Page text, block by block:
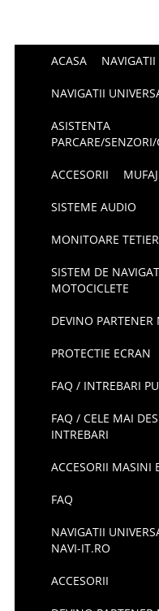
ACASA NAVIGATII
NAVIGATII
ASISTENTA
PARCARE/
ACCESORII
SISTEME AUDIO
MONITOARE
SISTEM DE
MOTOCICLETE
DEVINO PARTENER
PROTECTIE ECRAN
FAQ / INTREBARI
FAQ / CELE MAI
INTREBARI
ACCESORII MASINI
FAQ
NAVIGATII
NAVI-IT.RO
ACCESORII